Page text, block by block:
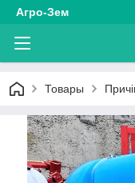
Агро-Зем
Товары